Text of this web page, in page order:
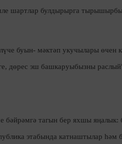
шартлар булдырырга
буын- мәктәп укучылары өчен
, дөрес эш башкаруыбызны
бәйрәмгә тагын бер яхшы яңалык:
этабында катнаштылар һәм